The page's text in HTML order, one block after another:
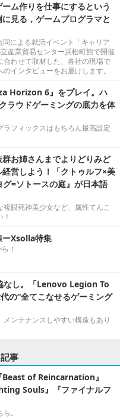
ーム作りを仕事にするという
見る，ゲームプログラマと
による就活イベント「キャリア
産業貿易センター浜松町館で開催
合わせて取材した、各社の現場で
インタビューをお届けします。
Horizon 6』をプレイ。ハ
ラウドゲーミングの底力を体
フィックスはもちろん最高設定
お姉さんまでよりどりみど
営しよう！「クトゥルフ×美
=ソトースの庭』が日本語
眼死神美少女など、属性てんこ
ーXsolla特集
！
なし。「Lenovo Legion To
の“全てこなせるゲーミング
ンテナンスしやすい構造もあり
事
Beast of Reincarnation』
Souls』『ファイナルフ
。